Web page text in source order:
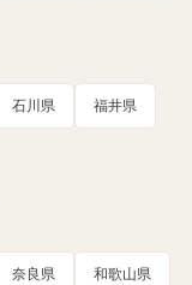
石川県 福井県
奈良県 和歌山県